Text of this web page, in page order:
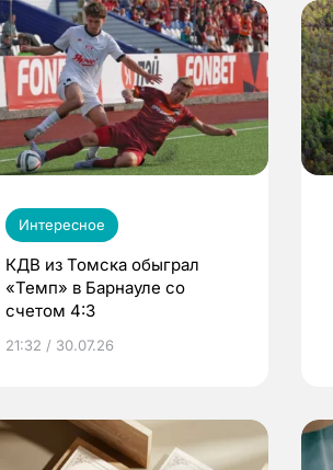
Интересное
КДВ из Томска обыграл
«Темп» в Барнауле со
счетом 4:3
21:32 / 30.07.26